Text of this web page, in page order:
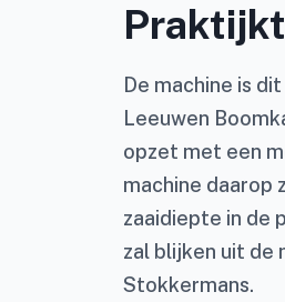
De machine is
Leeuwen
opzet met een
machine daarop
zaaidiepte in de
zal blijken uit de
Stokkermans.